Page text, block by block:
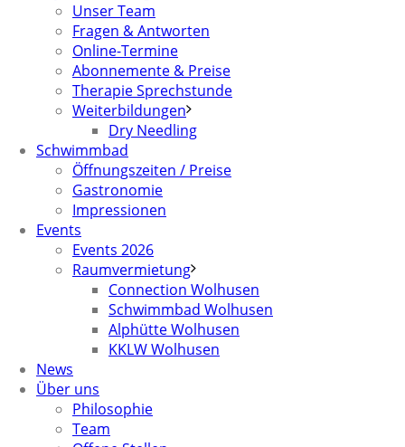
Unser Team
Fragen & Antworten
Online-Termine
Abonnemente & Preise
Therapie Sprechstunde
Weiterbildungen
Dry Needling
Schwimmbad
Öffnungszeiten / Preise
Gastronomie
Impressionen
Events
Events 2026
Raumvermietung
Connection Wolhusen
Schwimmbad Wolhusen
Alphütte Wolhusen
KKLW Wolhusen
News
Über uns
Philosophie
Team